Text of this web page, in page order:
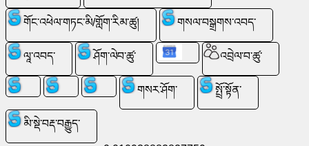
ཝེབ་
ནང་
ལུ་
འཚོལ་
རིན་
གོང་འཕེལ་གཏང་མི/གློག་རིམ་ཚུ། གསལ་བསྒྲགས་འབད་
ལཱ་འབད་ ཤོག་ལེབ་ཚུ་ འབྲེལ་བ་ཚུ་
གསར་ཤོག་ སྤྲོ་སྟོན་
མི་སྡེ་བརྡ་བརྒྱུད་